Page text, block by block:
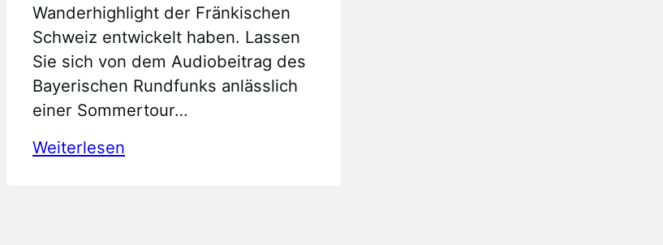
Wanderhighlight der Fränkischen
Schweiz entwickelt haben. Lassen
Sie sich von dem Audiobeitrag des
Bayerischen Rundfunks anlässlich
einer Sommertour…
Weiterlesen